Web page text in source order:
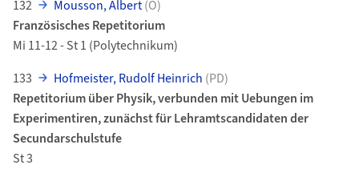
132
Mousson, Albert(O)
Französisches Repetitorium
Mi 11-12 - St 1 (Polytechnikum)
133
Hofmeister, Rudolf Heinrich (PD)
Repetitorium über Physik, verbunden mit Uebungen im
Experimentiren, zunächst für Lehramtscandidaten der
Secundarschulstufe
St 3